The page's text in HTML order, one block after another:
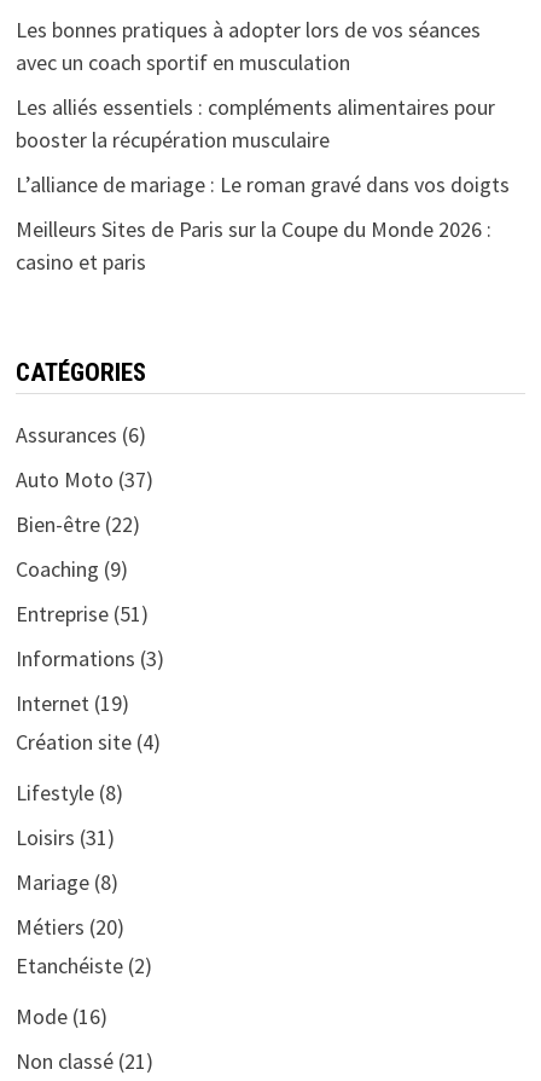
Les bonnes pratiques à adopter lors de vos séances
avec un coach sportif en musculation
Les alliés essentiels : compléments alimentaires pour
booster la récupération musculaire
L’alliance de mariage : Le roman gravé dans vos doigts
Meilleurs Sites de Paris sur la Coupe du Monde 2026 :
casino et paris
CATÉGORIES
Assurances (6)
Auto Moto (37)
Bien-être(22)
Coaching (9)
Entreprise(51)
Informations (3)
Internet(19)
Création site(4)
Lifestyle(8)
Loisirs (31)
Mariage(8)
Métiers (20)
Etanchéiste(2)
Mode(16)
Non classé(21)